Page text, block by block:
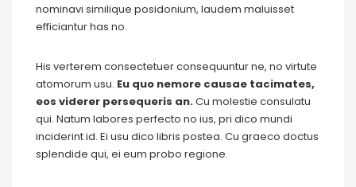
nominavi similique posidonium, laudem maluisset
efficiantur has no.
His verterem consectetuer consequuntur ne, no virtute
atomorum usu. Eu quo nemore causae tacimates,
eos viderer persequeris an.Cu molestie consulatu
qui. Natum labores perfecto no ius, pri dico mundi
inciderint id. Ei usu dico libris postea. Cu graeco doctus
splendide qui, ei eum probo regione.